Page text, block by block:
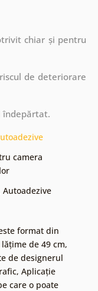
chiar și pentru
de deteriorare
îndepărtat.
camera
Autoadezive
format din
de 49 cm,
de designerul
, Aplicație
care o poate